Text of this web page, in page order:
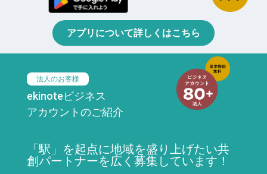
アプリについて詳しくはこちら
法人のお客様
ekinoteビジネス
アカウントのご紹介
「駅」を起点に地域を盛り上げたい共
創パートナーを広く募集しています！